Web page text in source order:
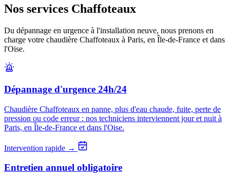
Nos services Chaffoteaux
Du dépannage en urgence à l'installation neuve, nous prenons en
charge votre chaudière Chaffoteaux à Paris, en Île-de-France et dans
l'Oise.
Dépannage d'urgence 24h/24
Chaudière Chaffoteaux en panne, plus d'eau chaude, fuite, perte de
pression ou code erreur : nos techniciens interviennent jour et nuit à
Paris, en Île-de-France et dans l'Oise.
Intervention rapide →
Entretien annuel obligatoire